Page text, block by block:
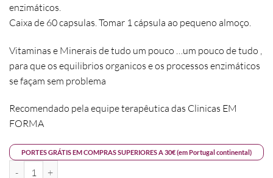
enzimáticos.
Caixa de 60 capsulas. Tomar 1 cápsula ao pequeno almoço.
Vitaminas e Minerais de tudo um pouco …um pouco de tudo ,
para que os equilibrios organicos e os processos enzimáticos
se façam sem problema
Recomendado pela equipe terapêutica das Clinicas EM
FORMA
PORTES GRÁTIS EM COMPRAS SUPERIORES A 30€ (em Portugal continental)